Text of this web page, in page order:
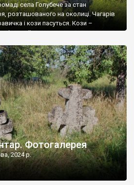
села Голубече за стан
розташованого на околиці. Чагарів
і кози пасуться. Кози –
для старих кладовищ,
обгризають, бо то улюблений
Голубечому ціла колекція
Село відносно невелике, […]
Фотогалерея
2024 р.